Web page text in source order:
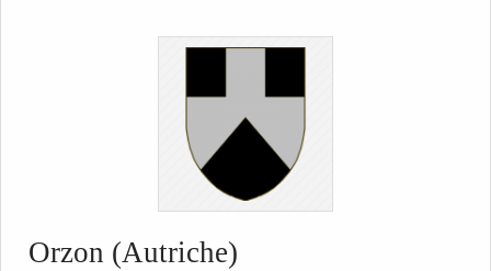
Orzon (Autriche)